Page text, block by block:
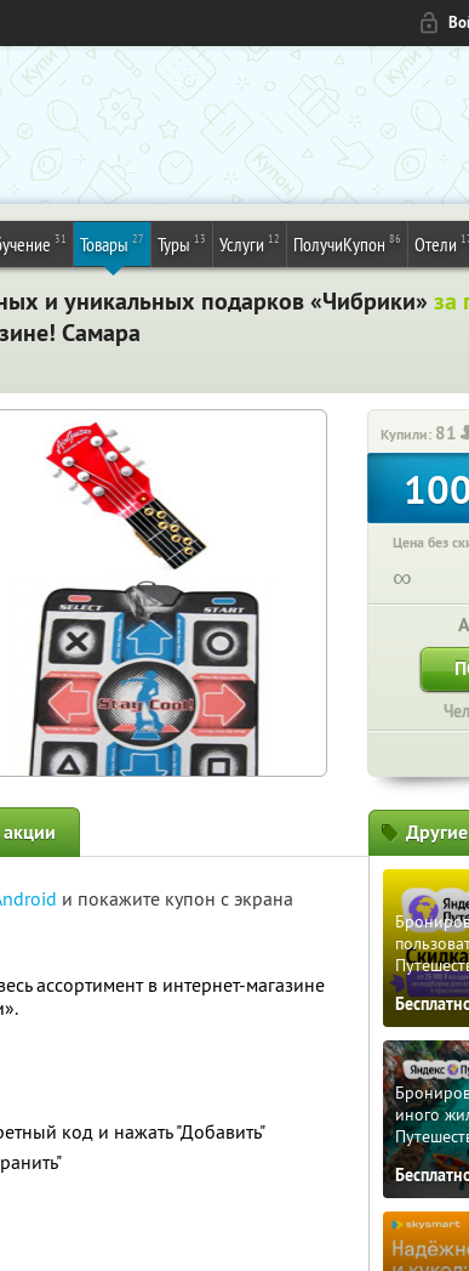
31 Товары 27 Туры 13 Услуги 12 ПолучиКупон 86 Отели
и уникальных подарков «Чибрики» за
Самара
Купили: 81
Цена без
∞
и покажите купон с экрана
ассортимент в интернет-магазине
код и нажать "Добавить"
иного